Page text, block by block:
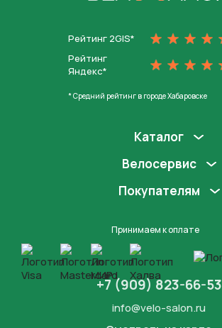
Рейтинг 2GIS*
Рейтинг
Яндекс*
* Средний рейтинг в городе Хабаровске
Каталог
Велосервис
Покупателям
Принимаем к оплате
+7 (909) 823-66-53
info@velo-salon.ru